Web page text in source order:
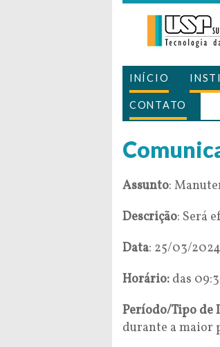
INÍCIO
CONTATO
Assunto:
Descrição: Será
Data: 25/03/
Horário: das
Período/Tipo
durante a maior